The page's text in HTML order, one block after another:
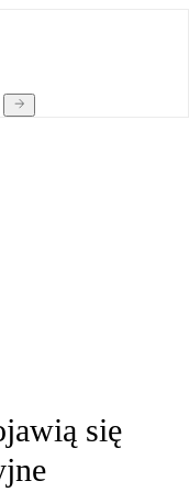
się